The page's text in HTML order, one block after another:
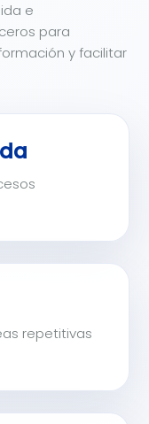
e
para
y facilitar
repetitivas